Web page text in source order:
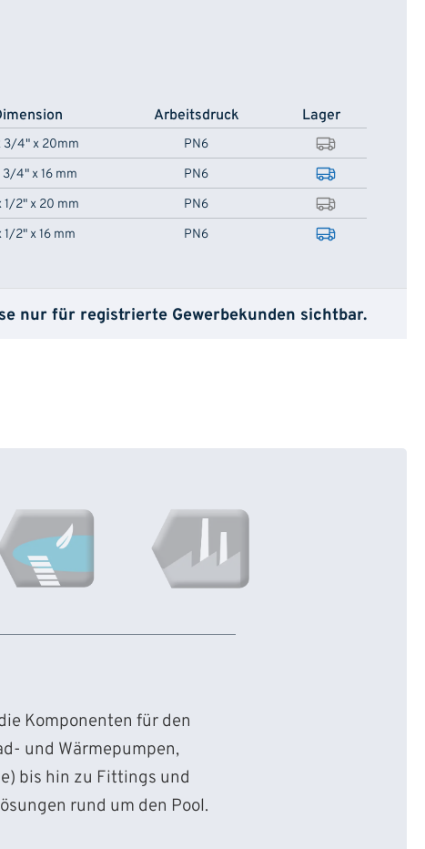
Arbeitsdruck Lager
3/4" x 20mm
PN6
3/4" x 16 mm
PN6
1/2" x 20 mm
PN6
1/2" x 16 mm PN6
nur für registrierte Gewerbekunden sichtbar.
Komponenten für den
und Wärmepumpen,
bis hin zu Fittings und
rund um den Pool.